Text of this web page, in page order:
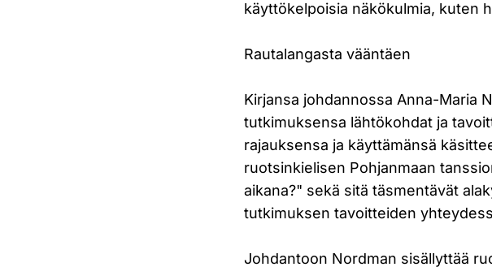
käyttökelpoisia näkökulmia, kuten
Rautalangasta vääntäen
Kirjansa johdannossa Anna-Maria
tutkimuksensa lähtökohdat ja
rajauksensa ja käyttämänsä
ruotsinkielisen Pohjanmaan
aikana?" sekä sitä täsmentävät
tutkimuksen tavoitteiden
Johdantoon Nordman sisällyttää